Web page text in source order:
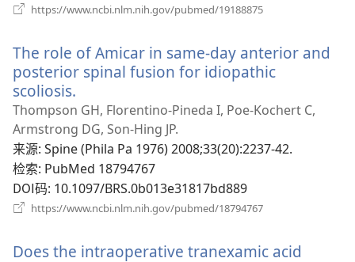
https://www.ncbi.nlm.nih.gov/pubmed/19188875
窗
口）
The role of Amicar in same-day anterior and
posterior spinal fusion for idiopathic
scoliosis.
开
新
窗
口）
Thompson GH, Florentino-Pineda I, Poe-Kochert C,
Armstrong DG, Son-Hing JP.
来源‎: Spine (Phila Pa 1976) 2008;33(20):2237-42.
检索‎: PubMed 18794767
DOI码‎: 10.1097/BRS.0b013e31817bd889
https://www.ncbi.nlm.nih.gov/pubmed/18794767
窗
Does the intraoperative tranexamic acid